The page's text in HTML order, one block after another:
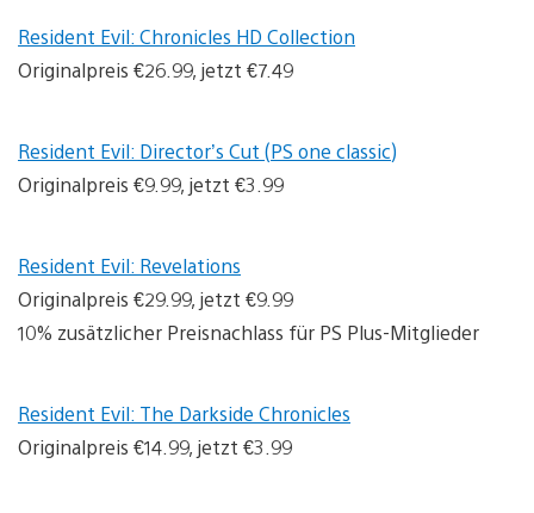
Resident Evil: Chronicles HD Collection
Originalpreis €26.99, jetzt €7.49
Resident Evil: Director’s Cut (PS one classic)
Originalpreis €9.99, jetzt €3.99
Resident Evil: Revelations
Originalpreis €29.99, jetzt €9.99
10% zusätzlicher Preisnachlass für PS Plus-Mitglieder
Resident Evil: The Darkside Chronicles
Originalpreis €14.99, jetzt €3.99